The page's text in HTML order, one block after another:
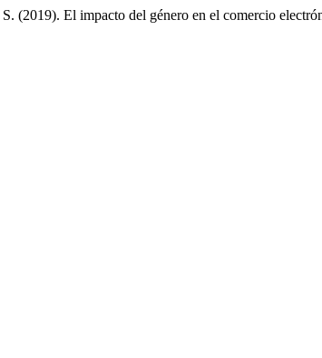
El impacto del género en el comercio